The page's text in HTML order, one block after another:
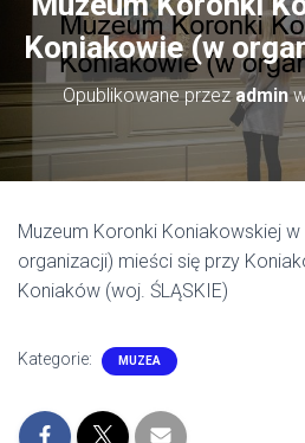
Koniakowie (w
Opublikowane przezadmin
Muzeum Koronki Koniakowskiej
organizacji) mieści się przy
Koniaków (woj. ŚLĄSKIE)
Kategorie: MUZEA